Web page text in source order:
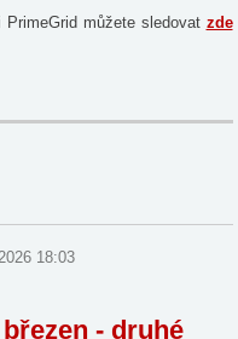
můžete sledovat zde
18:03
- druhé